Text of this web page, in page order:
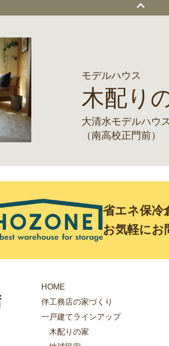
モデルハウス
木配り
大清水モデルハウス
（南高校正門前）
省エネ保冷
お気軽にお
HOME
伴工務店の家づくり
一戸建てラインアップ
木配りの家